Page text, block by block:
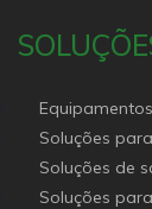
Soluções